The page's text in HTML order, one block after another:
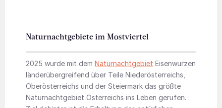
Naturnachtgebiete im Mostviertel
2025 wurde mit dem Naturnachtgebiet Eisenwurzen
länderübergreifend über Teile Niederösterreichs,
Oberösterreichs und der Steiermark das größte
Naturnachtgebiet Österreichs ins Leben gerufen.